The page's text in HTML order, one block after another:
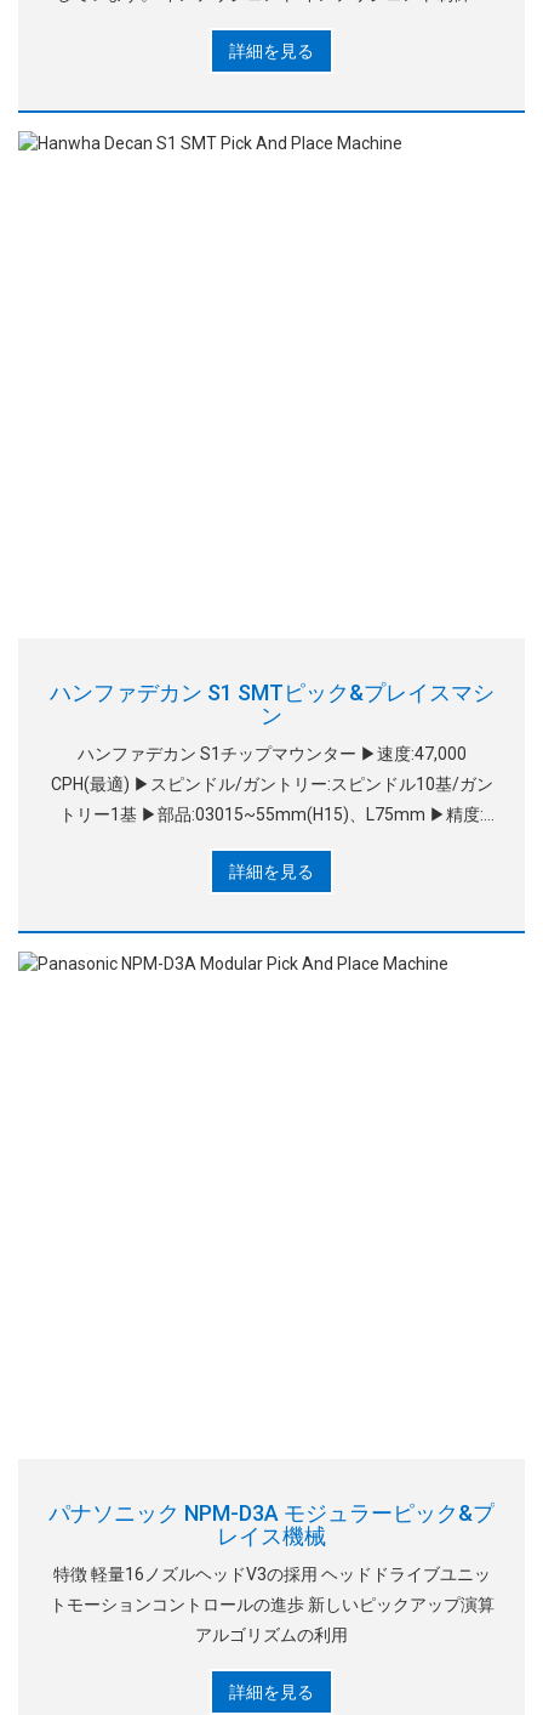
詳細を見る
ハンファデカン S1 SMTピック&プレイスマシ
ン
ハンファデカン S1チップマウンター ▶速度:47,000
CPH(最適) ▶スピンドル/ガントリー:スピンドル10基/ガン
トリー1基 ▶部品:03015~55mm(H15)、L75mm ▶精度:
詳細を見る
パナソニック NPM-D3A モジュラーピック&プ
レイス機械
特徴 軽量16ノズルヘッドV3の採用 ヘッドドライブユニッ
トモーションコントロールの進歩 新しいピックアップ演算
アルゴリズムの利用
詳細を見る